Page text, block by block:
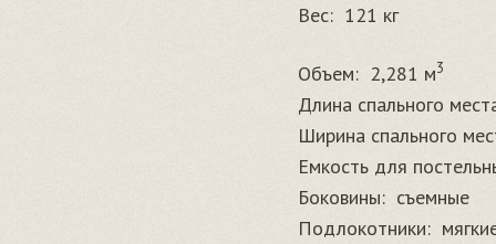
Вес: 121 кг
Объем: 2,281 м3
Длина спального
Ширина спального
Емкость для
Боковины: съемные
Подлокотники: